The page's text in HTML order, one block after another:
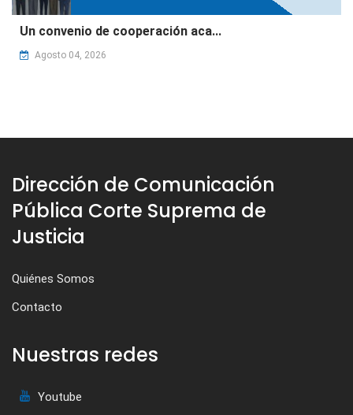
Un convenio de cooperación aca...
Agosto 04, 2026
Dirección de Comunicación
Pública Corte Suprema de
Justicia
Quiénes Somos
Contacto
Nuestras redes
Youtube